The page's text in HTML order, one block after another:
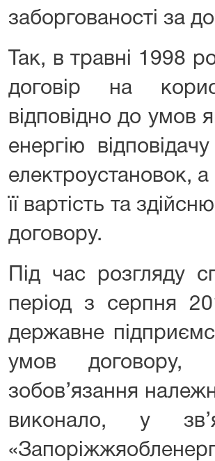
заборгованості за
Так, в травні 1998
договір на
відповідно до умов
енергію
електроустановок,
її вартість та
договору.
Під час розгляду
період з серпня
державне
умов договору,
зобов’язання
виконало, у